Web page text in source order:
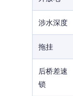
涉水深度
拖挂
后桥差速
锁